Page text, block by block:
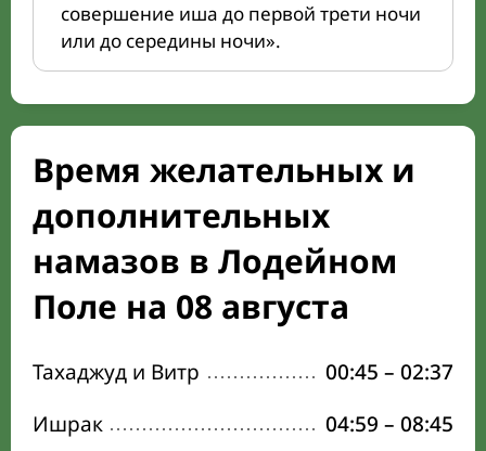
совершение иша до первой трети ночи
или до середины ночи».
Время желательных и
дополнительных
намазов в Лодейном
Поле на 08 августа
Тахаджуд и Витр 00:45 – 02:37
Ишрак
04:59 – 08:45